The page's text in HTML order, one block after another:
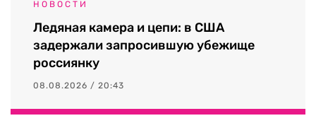
НОВОСТИ
Ледяная камера и цепи: в США
задержали запросившую убежище
россиянку
08.08.2026 / 20:43